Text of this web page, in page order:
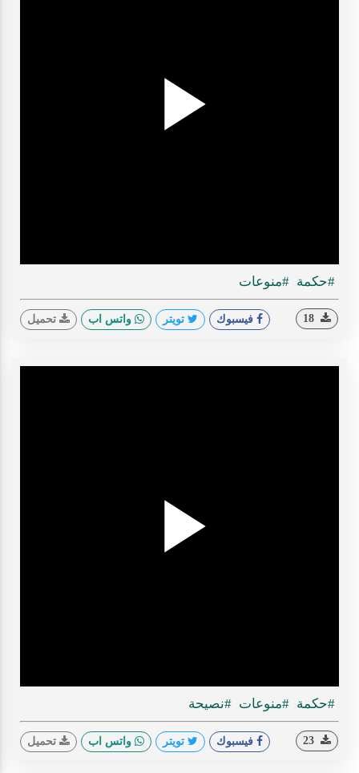
Play
#حكمة #منوعات
فيسبوك تويتر واتس اب تحميل
Play
#حكمة #منوعات #نصيحة
فيسبوك تويتر واتس اب تحميل